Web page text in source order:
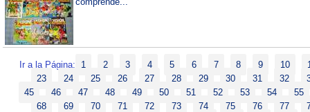
Ir a la Página: 1 2 3 4 5 6 7 8 9 10
23
24 25 26 27 28 29 30 31 32
45
46 47 48 49 50 51 52 53 54
55
68
69 70 71 72 73 74 75 76 77